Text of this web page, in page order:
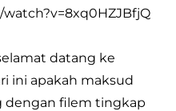
datang ke
ini apakah maksud
dengan filem tingkap